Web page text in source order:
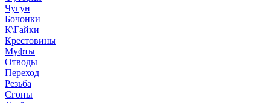
Чугун
Бочонки
К\Гайки
Крестовины
Муфты
Отводы
Переход
Резьба
Сгоны